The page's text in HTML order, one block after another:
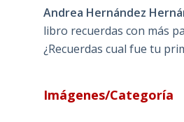
Andrea Hernández
libro recuerdas con más
¿Recuerdas cual fue tu
Imágenes/Categoría